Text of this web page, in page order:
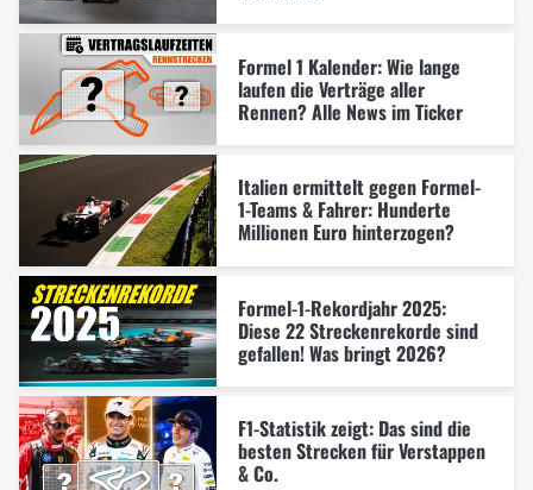
Formel 1 Kalender: Wie lange
laufen die Verträge aller
Rennen? Alle News im Ticker
Italien ermittelt gegen Formel-
1-Teams & Fahrer: Hunderte
Millionen Euro hinterzogen?
Formel-1-Rekordjahr 2025:
Diese 22 Streckenrekorde sind
gefallen! Was bringt 2026?
F1-Statistik zeigt: Das sind die
besten Strecken für Verstappen
& Co.